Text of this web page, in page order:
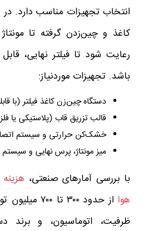
انتخاب تجهیزات مناسب دارد. در
کاغذ و چین‌زدن گرفته تا
رعایت شود تا فیلتر نهایی،
باشد. تجهیزات موردنیاز:
دستگاه چین‌زن کاغذ فیلتر (با
قالب تزریق قاب (پلاستیکی یا
خشک‌کن حرارتی و سیستم
میز مونتاژ، پرس نهایی و
با بررسی آمارهای صنعتی، هزینه
هوا
از حدود ۳۰۰
ظرفیت، اتوماسیون، و برند